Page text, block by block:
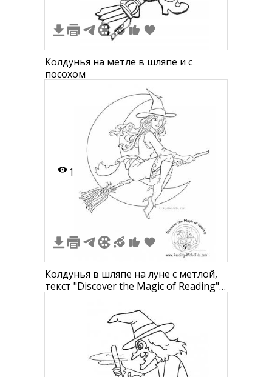
Колдунья на метле в шляпе и с
посохом
1
Колдунья в шляпе на луне с метлой,
текст "Discover the Magic of Reading"